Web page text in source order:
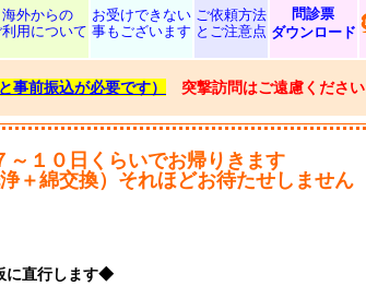
海外からの
利用について
お受けできない
事もございます
ご依頼方法
とご注意点
問診票
ダウンロード
事前振込が必要です） 突撃訪問はご遠慮ください
～１０日くらいでお帰りきます
＋綿交換）それほどお待たせしません
に直行します◆